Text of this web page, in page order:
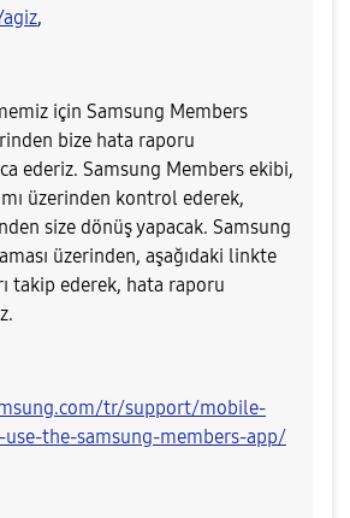
,
için Samsung Members
bize hata raporu
ederiz. Samsung Members ekibi,
üzerinden kontrol ederek,
size dönüş yapacak. Samsung
üzerinden, aşağıdaki linkte
takip ederek, hata raporu
tr/support/mobile-
the-samsung-members-app/